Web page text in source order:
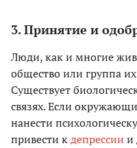
3. Принятие и
Люди, как и многие
общество или группа
Существует
связях. Если
нанести
привести кдепрессии и